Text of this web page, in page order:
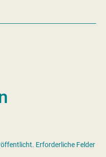
Erforderliche Felder